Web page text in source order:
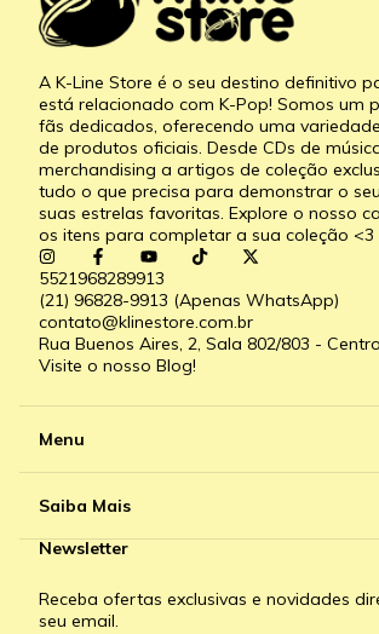
A K-Line Store é o seu destino definitivo
está relacionado com K-Pop! Somos um
fãs dedicados, oferecendo uma
de produtos oficiais. Desde CDs de
merchandising a artigos de coleção
tudo o que precisa para demonstrar o
suas estrelas favoritas. Explore o nosso
os itens para completar a sua coleção <3
5521968289913
(21) 96828-9913 (Apenas WhatsApp)
contato@klinestore.com.br
Rua Buenos Aires, 2, Sala 802/803 -
Visite o nosso Blog!
Menu
Saiba Mais
Newsletter
Receba ofertas exclusivas e novidades
seu email.